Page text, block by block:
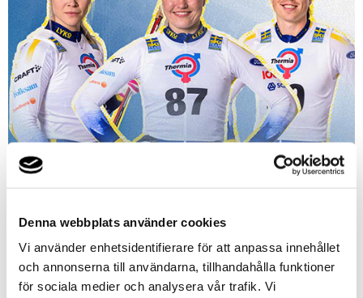
Denna webbplats använder cookies
Vi använder enhetsidentifierare för att anpassa innehållet
och annonserna till användarna, tillhandahålla funktioner
för sociala medier och analysera vår trafik. Vi